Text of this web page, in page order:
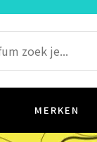
MERKEN